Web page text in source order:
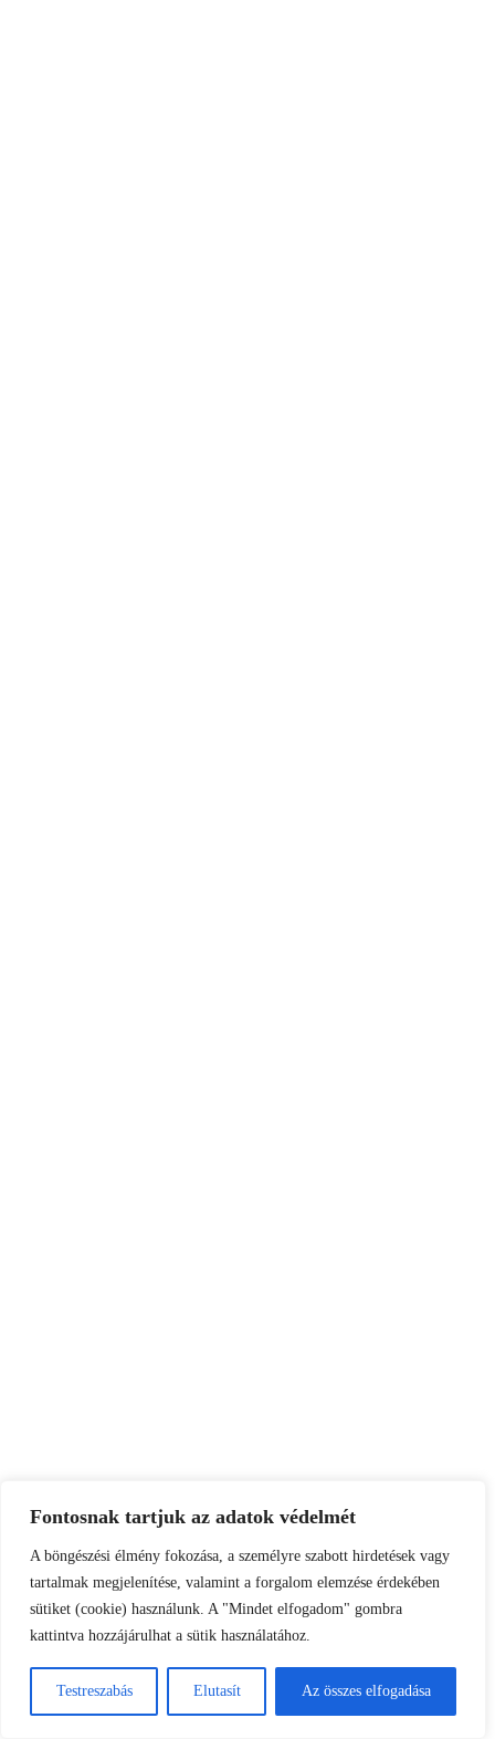
Fontosnak tartjuk az adatok védelmét
A böngészési élmény fokozása, a személyre szabott hirdetések vagy
tartalmak megjelenítése, valamint a forgalom elemzése érdekében
sütiket (cookie) használunk. A "Mindet elfogadom" gombra
kattintva hozzájárulhat a sütik használatához.
Testreszabás Elutasít Az összes elfogadása